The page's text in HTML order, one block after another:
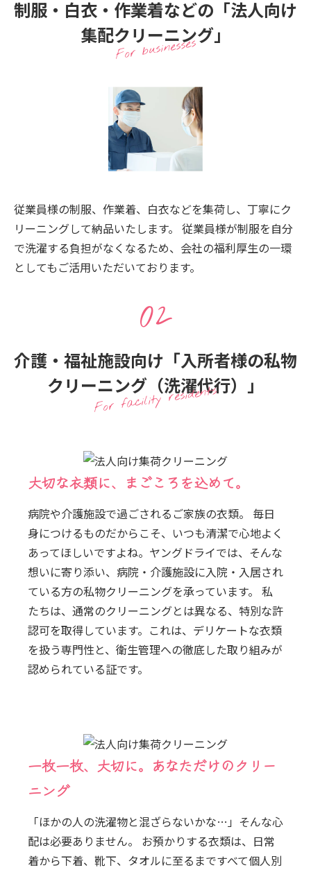
制服・白衣・作業着などの「法人向け
集配クリーニング」
For businesses
従業員様の制服、作業着、白衣などを集荷し、丁寧にク
リーニングして納品いたします。 従業員様が制服を自分
で洗濯する負担がなくなるため、会社の福利厚生の一環
としてもご活用いただいております。
02
介護・福祉施設向け「入所者様の私物
クリーニング（洗濯代行）」
For facility residents
大切な衣類に、まごころを込めて。
病院や介護施設で過ごされるご家族の衣類。 毎日
身につけるものだからこそ、いつも清潔で心地よく
あってほしいですよね。ヤングドライでは、そんな
想いに寄り添い、病院・介護施設に入院・入居され
ている方の私物クリーニングを承っています。 私
たちは、通常のクリーニングとは異なる、特別な許
認可を取得しています。これは、デリケートな衣類
を扱う専門性と、衛生管理への徹底した取り組みが
認められている証です。
一枚一枚、大切に。あなただけのクリー
ニング
「ほかの人の洗濯物と混ざらないかな…」そんな心
配は必要ありません。 お預かりする衣類は、日常
着から下着、靴下、タオルに至るまですべて個人別